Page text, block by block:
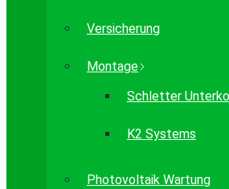
Versicherung
Montage
Schletter
K2 Systems
Photovoltaik Wartung